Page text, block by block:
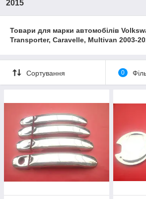
2015
Товари для марки автомобілів
Transporter, Caravelle, Multivan 2003-
Сортування 0